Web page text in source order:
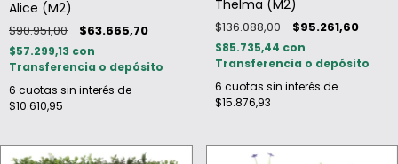
Alice (M2)
$90.951,00 $63.665,70
$57.299,13 con
Transferencia o depósito
6 cuotas sin interés de
$10.610,95
Thelma (M2)
$136.088,00 $95.261,60
$85.735,44 con
Transferencia o depósito
6 cuotas sin interés de
$15.876,93